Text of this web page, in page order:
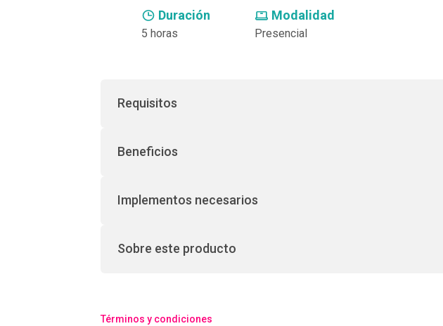
Duración
5 horas
Modalidad
Presencial
Requisitos
Beneficios
Implementos necesarios
Sobre este producto
Términos y condiciones